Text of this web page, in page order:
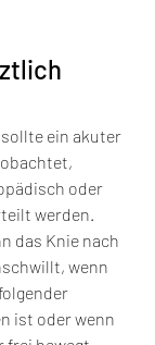
ein akuter
oder
werden.
das Knie nach
wenn
ist oder wenn